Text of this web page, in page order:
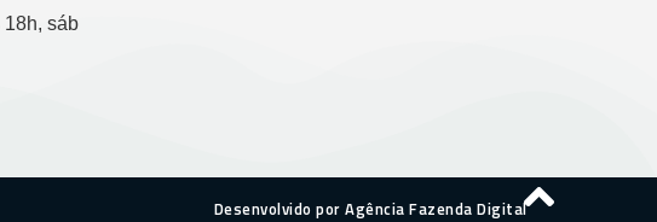
18h, sáb
Desenvolvido por Agência Fazenda Digital